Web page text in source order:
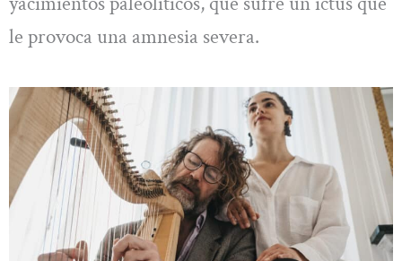
le provoca una amnesia severa.